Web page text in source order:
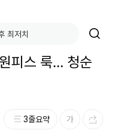
피스 룩… 청순
3줄요약